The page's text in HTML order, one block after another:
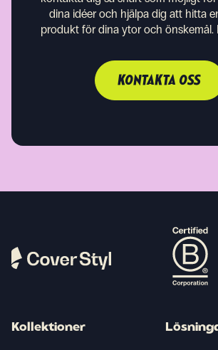
dina idéer och hjälpa dig att hitta
produkt för dina ytor och önskemål.
KONTAKTA OSS
Kollektioner